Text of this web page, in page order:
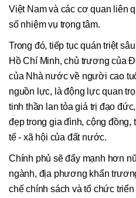
Việt Nam và các cơ quan liên
số nhiệm vụ trọng tâm.
Trong đó, tiếp tục quán triệt
Hồ Chí Minh, chủ trương của
của Nhà nước về người cao
nguồn lực, là động lực quan
tinh thần lan tỏa giá trị đạo
đẹp trong gia đình, cộng đồng,
tế - xã hội của đất nước.
Chính phủ sẽ đẩy mạnh hơn
ngành, địa phương khẩn
chế chính sách và tổ chức